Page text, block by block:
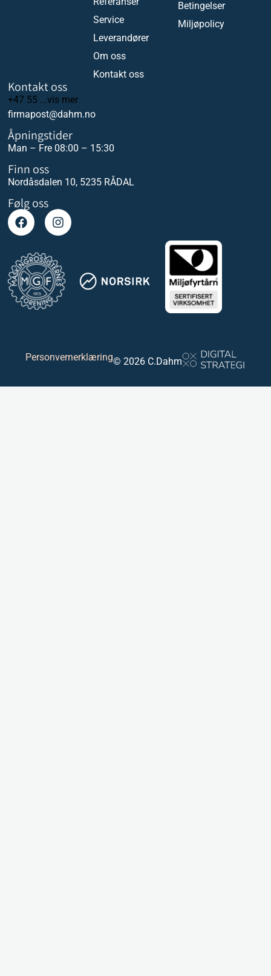
Service
Leverandører
Om oss
Kontakt oss
Betingelser
Miljøpolicy
Kontakt oss
+47 55 ...vis mer
firmapost@dahm.no
Åpningstider
Man – Fre 08:00 – 15:30
Finn oss
Nordåsdalen 10, 5235 RÅDAL
Følg oss
Personvernerklæring© 2026 C.Dahm